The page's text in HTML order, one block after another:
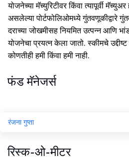
योजनेच्या मॅच्युरिटीवर किंवा त्यापूर्वी
असलेल्या पोर्टफोलिओमध्ये गुंतवणूकीद्वारे
दराच्या जोखमीसह नियमित उत्पन्न आणि
योजनेचा प्रयत्न केला जातो. स्कीमचे
कोणतीही हमी किंवा हमी नाही.
फंड मॅनेजर्स
रंजना गुप्ता
रिस्क-ओ-मीटर